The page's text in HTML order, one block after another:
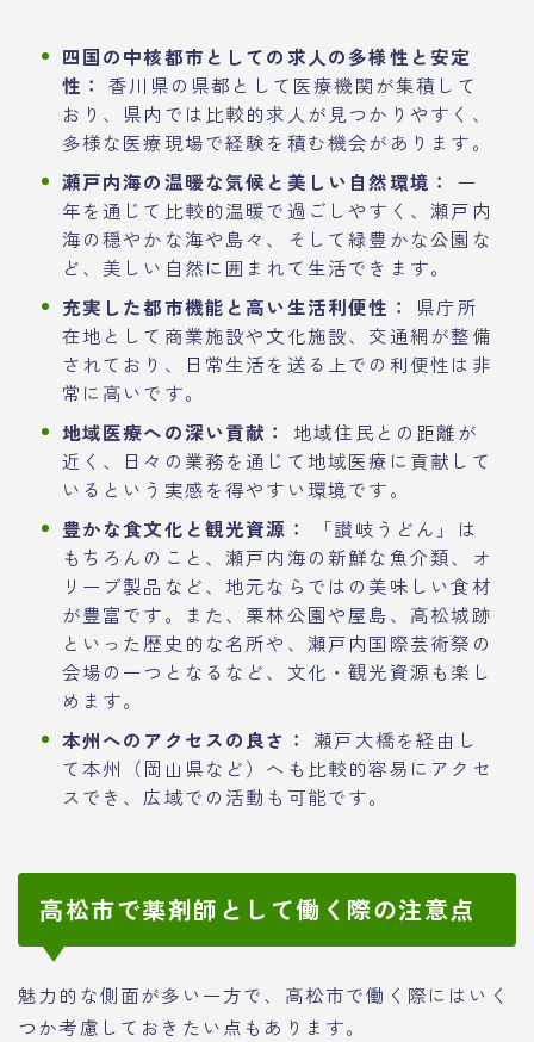
四国の中核都市としての求人の多様性と安定
性： 香川県の県都として医療機関が集積して
おり、県内では比較的求人が見つかりやすく、
多様な医療現場で経験を積む機会があります。
瀬戸内海の温暖な気候と美しい自然環境：
一
年を通じて比較的温暖で過ごしやすく、瀬戸内
海の穏やかな海や島々、そして緑豊かな公園な
ど、美しい自然に囲まれて生活できます。
充実した都市機能と高い生活利便性：
県庁所
在地として商業施設や文化施設、交通網が整備
されており、日常生活を送る上での利便性は非
常に高いです。
地域医療への深い貢献：
地域住民との距離が
近く、日々の業務を通じて地域医療に貢献して
いるという実感を得やすい環境です。
豊かな食文化と観光資源：
「讃岐うどん」は
もちろんのこと、瀬戸内海の新鮮な魚介類、オ
リーブ製品など、地元ならではの美味しい食材
が豊富です。また、栗林公園や屋島、高松城跡
といった歴史的な名所や、瀬戸内国際芸術祭の
会場の一つとなるなど、文化・観光資源も楽し
めます。
本州へのアクセスの良さ： 瀬戸大橋を経由し
て本州（岡山県など）へも比較的容易にアクセ
スでき、広域での活動も可能です。
高松市で薬剤師として働く際の注意点
魅力的な側面が多い一方で、高松市で働く際にはいく
つか考慮しておきたい点もあります。